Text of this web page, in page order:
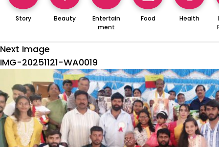
Story Beauty
Entertain
ment
Food Health
Next Image
IMG-20251121-WA0019